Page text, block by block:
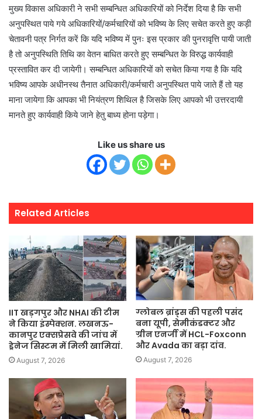
मुख्य विकास अधिकारी ने सभी सम्बन्धित अधिकारियों को निर्देश दिया है कि सभी
अनुपस्थित पाये गये अधिकारियों/कर्मचारियों को भविष्य के लिए सचेत करते हुए कड़ी
चेतावनी पत्र निर्गत करें कि यदि भविष्य में पुनः इस प्रकार की पुनरावृत्ति पायी जाती
है तो अनुपस्थिति तिथि का वेतन बाधित करते हुए सम्बन्धित के विरुद्ध कार्यवाही
प्रस्तावित कर दी जायेगी। सम्बन्धित अधिकारियों को सचेत किया गया है कि यदि
भविष्य आपके अधीनस्थ तैनात अधिकारी/कर्मचारी अनुपस्थित पाये जाते हैं तो यह
माना जायेगा कि आपका भी नियंत्रण शिथिल है जिसके लिए आपको भी उत्तरदायी
मानते हुए कार्यवाही किये जाने हेतु बाध्य होना पड़ेगा।
Like us share us
Related Articles
IIT खड़गपुर और NHAI की टीम
ने किया इंस्पेक्शन. लखनऊ-
कानपुर एक्सप्रेसवे की जांच में
ड्रेनेज सिस्टम में मिली खामियां.
August 7, 2026
ग्लोबल ब्रांड्स की पहली पसंद
बना यूपी, सेमीकंडक्टर और
ग्रीन एनर्जी में HCL-Foxconn
और Avada का बड़ा दांव.
August 7, 2026